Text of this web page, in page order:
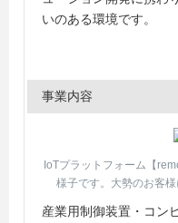
いのある環境です。
事業内容
IoTプラットフォーム【
様子です。大勢のお客
産業用制御装置・コン